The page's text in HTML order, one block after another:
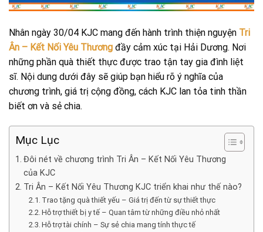
Nhân ngày 30/04 KJC mang đến hành trình thiện nguyện Tri
Ân – Kết Nối Yêu Thương đầy cảm xúc tại Hải Dương. Nơi
những phần quà thiết thực được trao tận tay gia đình liệt
sĩ. Nội dung dưới đây sẽ giúp bạn hiểu rõ ý nghĩa của
chương trình, giá trị cộng đồng, cách KJC lan tỏa tinh thần
biết ơn và sẻ chia.
Mục Lục
Đôi nét về chương trình Tri Ân – Kết Nối Yêu Thương
của KJC
Tri Ân – Kết Nối Yêu Thương KJC triển khai như thế nào?
Trao tặng quà thiết yếu – Giá trị đến từ sự thiết thực
Hỗ trợ thiết bị y tế – Quan tâm từ những điều nhỏ nhất
Hỗ trợ tài chính – Sự sẻ chia mang tính thực tế